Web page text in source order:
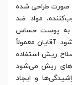
صورت طراحی شده
مواد ضد
به پوست حساس
آقایان معمولاً
ریش استفاده
ریش می‌شود
و ایجاد